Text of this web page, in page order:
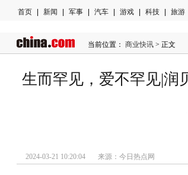
首页 新闻 军事 汽车 游戏 科技 旅游
当前位置： 商业快讯 > 正文
生而罕见，爱不罕见|润
2024-03-21 10:20:04 来源：今日热点网